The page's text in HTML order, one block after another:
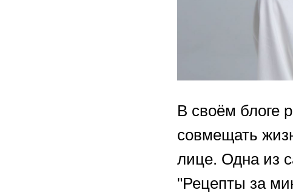
В своём блоге
совмещать
лице. Одна из
"Рецепты за